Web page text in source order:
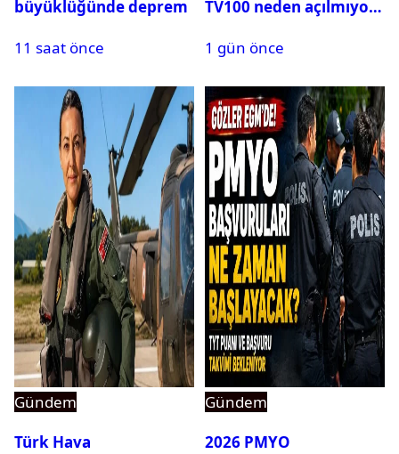
büyüklüğünde deprem
11 saat önce
TV100 neden açılmıyor?
1 gün önce
Gündem
Türk Hava
Gündem
2026 PMYO